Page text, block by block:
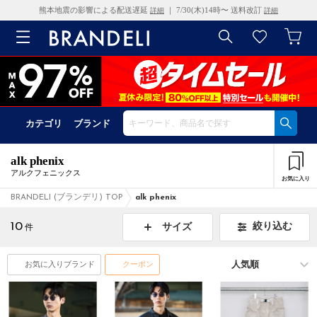
熊本地震の影響による配送遅延 詳細 ｜ 7/30(木)14時〜 送料改訂 詳細
カテゴリ ブランド
alk phenix
アルクフェニックス
お気に入り
BRANDELI (ブランデリ) TOP alk phenix
10 件 サイズ 絞り込む
お気に入りブランド クーポン